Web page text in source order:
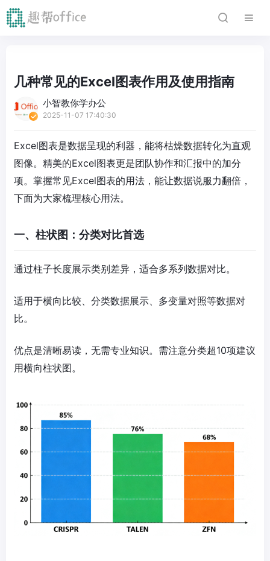
几种常见的Excel图表作用及使用指南
小智教你学办公
2025-11-07 17:40:30
Excel图表是数据呈现的利器，能将枯燥数据转化为直观
图像。精美的Excel图表更是团队协作和汇报中的加分
项。掌握常见Excel图表的用法，能让数据说服力翻倍，
下面为大家梳理核心用法。
一、柱状图：分类对比首选
通过柱子长度展示类别差异，适合多系列数据对比。
适用于横向比较、分类数据展示、多变量对照等数据对
比。
优点是清晰易读，无需专业知识。需注意分类超10项建议
用横向柱状图。